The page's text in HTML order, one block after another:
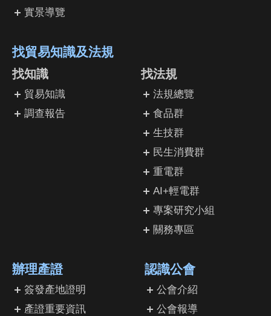
實景導覽
找貿易知識及法規
找知識
貿易知識
調查報告
找法規
法規總覽
食品群
生技群
民生消費群
重電群
AI+輕電群
專案研究小組
關務專區
辦理產證
簽發產地證明
產證重要資訊
認識公會
公會介紹
公會報導